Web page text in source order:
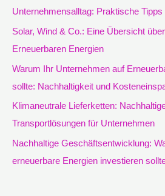
nUnternehmensalltag: Praktische Tipps
Solar, Wind & Co.: Eine Übersicht
Erneuerbaren Energien
Warum Ihr Unternehmen auf
sollte: Nachhaltigkeit und
Klimaneutrale Lieferketten:
Transportlösungen für Unternehmen
Nachhaltige Geschäftsentwicklung:
erneuerbare Energien investieren